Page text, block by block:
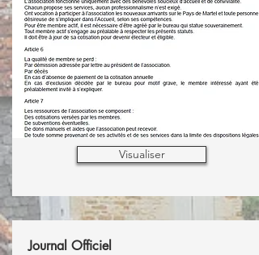
Visualiser
Journal Officiel